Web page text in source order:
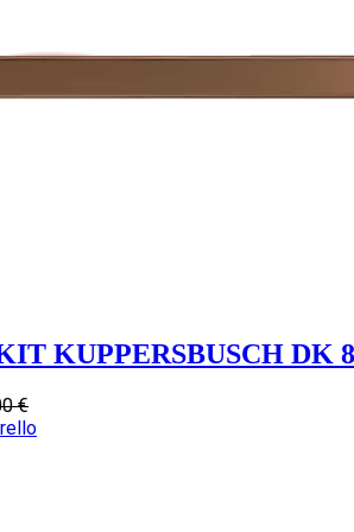
KUPPERSBUSCH DK
€